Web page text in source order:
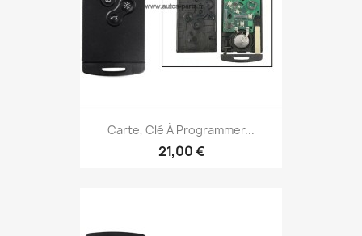
Carte, Clé À Programmer...
21,00 €